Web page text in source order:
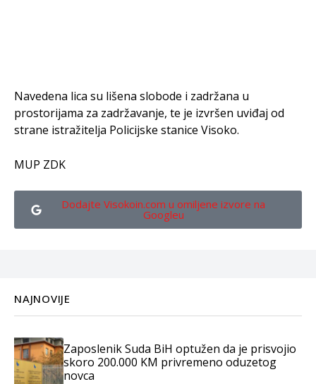
Navedena lica su lišena slobode i zadržana u
prostorijama za zadržavanje, te je izvršen uviđaj od
strane istražitelja Policijske stanice Visoko.
MUP ZDK
Dodajte Visokoin.com u omiljene izvore na
Googleu
NAJNOVIJE
Zaposlenik Suda BiH optužen da je prisvojio
skoro 200.000 KM privremeno oduzetog
novca